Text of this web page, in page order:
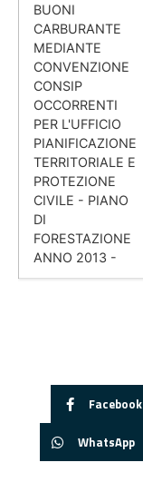
BUONI
CARBURANTE
MEDIANTE
CONVENZIONE
CONSIP
OCCORRENTI
PER L'UFFICIO
PIANIFICAZIONE
TERRITORIALE E
PROTEZIONE
CIVILE - PIANO
DI
FORESTAZIONE
ANNO 2013 -
Facebook
WhatsApp